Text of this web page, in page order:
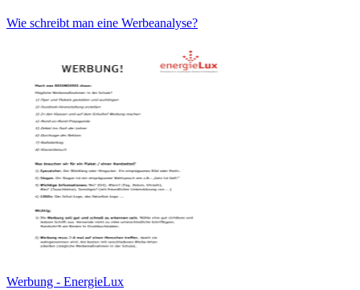
Wie schreibt man eine Werbeanalyse?
Werbung - EnergieLux